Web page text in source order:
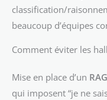
classification/
beaucoup d’équipes
Comment éviter les
Mise en place d’un RAG
qui imposent “je ne